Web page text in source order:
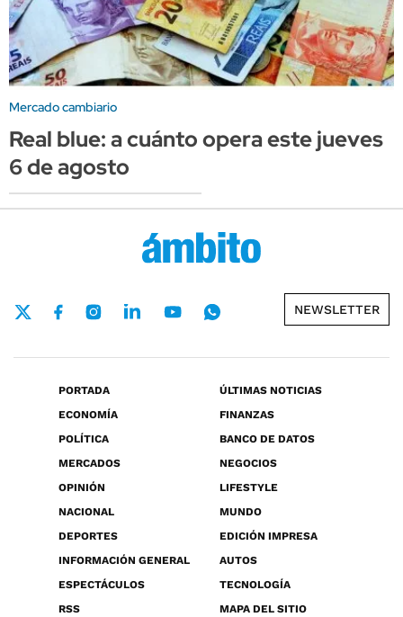
Mercado cambiario
Real blue: a cuánto opera este jueves
6 de agosto
NEWSLETTER
PORTADA
ÚLTIMAS NOTICIAS
ECONOMÍA
FINANZAS
POLÍTICA
BANCO DE DATOS
MERCADOS
NEGOCIOS
OPINIÓN
LIFESTYLE
NACIONAL
MUNDO
DEPORTES
EDICIÓN IMPRESA
INFORMACIÓN GENERAL
AUTOS
ESPECTÁCULOS
TECNOLOGÍA
RSS
MAPA DEL SITIO